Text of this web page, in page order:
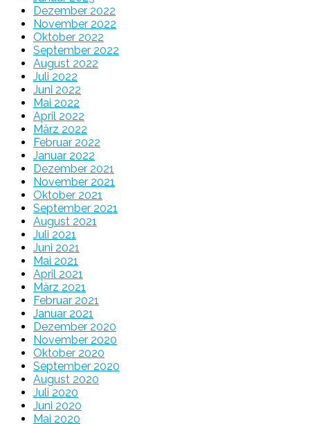
Dezember 2022
November 2022
Oktober 2022
September 2022
August 2022
Juli 2022
Juni 2022
Mai 2022
April 2022
März 2022
Februar 2022
Januar 2022
Dezember 2021
November 2021
Oktober 2021
September 2021
August 2021
Juli 2021
Juni 2021
Mai 2021
April 2021
März 2021
Februar 2021
Januar 2021
Dezember 2020
November 2020
Oktober 2020
September 2020
August 2020
Juli 2020
Juni 2020
Mai 2020